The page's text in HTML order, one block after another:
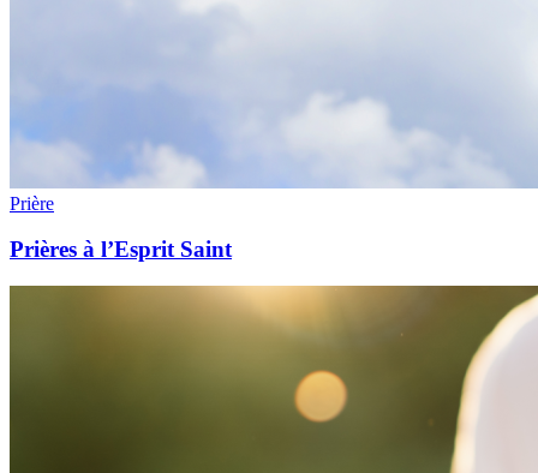
Prière
Prières à l’Esprit Saint